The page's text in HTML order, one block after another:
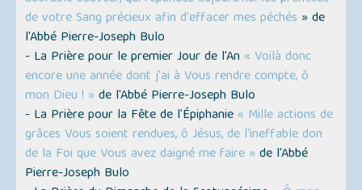
de votre Sang précieux afin d'effacer mes péchés » de
l'Abbé Pierre-Joseph Bulo
- La Prière pour le premier Jour de l'An « Voilà donc
encore une année dont j'ai à Vous rendre compte, ô
mon Dieu ! » de l'Abbé Pierre-Joseph Bulo
- La Prière pour la Fête de l'Épiphanie « Mille actions de
grâces Vous soient rendues, ô Jésus, de l'ineffable don
de la Foi que Vous avez daigné me faire » de l'Abbé
Pierre-Joseph Bulo